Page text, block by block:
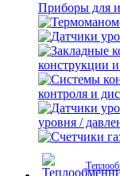
Приборы для
конструкции
контроля и
уровня /